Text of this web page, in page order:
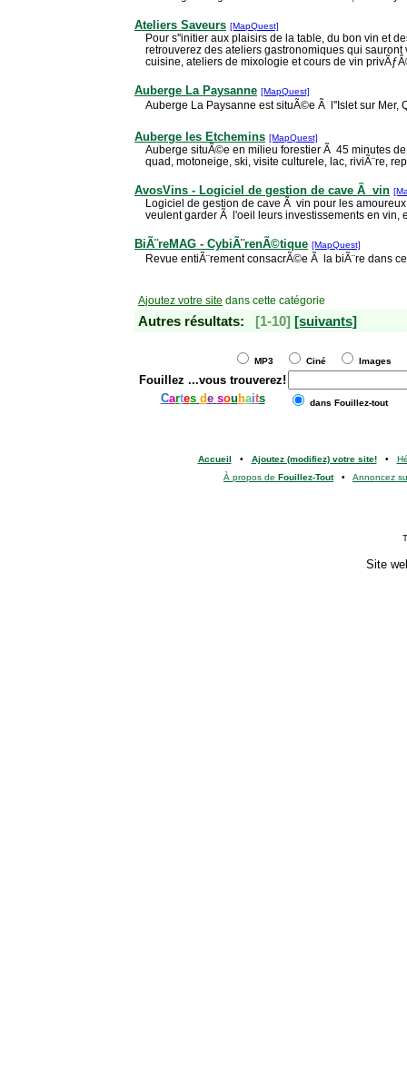
Ateliers Saveurs [MapQuest]
Pour s''initier aux plaisirs de la table, du bon vin et
retrouverez des ateliers gastronomiques qui sauront
cuisine, ateliers de mixologie et cours de vin
Auberge La Paysanne [MapQuest]
Auberge La Paysanne est situÃ©e Ã l''Islet sur Mer,
Auberge les Etchemins [MapQuest]
Auberge situÃ©e en milieu forestier Ã 45 minutes
quad, motoneige, ski, visite culturele, lac, riviÃ¨re,
AvosVins - Logiciel de gestion de cave Ã vin
Logiciel de gestion de cave Ã vin pour les
veulent garder Ã l'oeil leurs investissements en vin,
BiÃ¨reMAG - CybiÃ¨renÃ©tique [MapQuest]
Revue entiÃ¨rement consacrÃ©e Ã la biÃ¨re dans
Ajoutez votre site dans cette catégorie
Autres résultats: [1-10] [suivants]
MP3 Ciné Images
Fouillez ...vous trouverez!
Cartes de sou haits dans Fouillez-tout
Accueil • Ajoutez (modifiez) votre site!•
À propos de Fouillez-Tout• Annoncez
Site